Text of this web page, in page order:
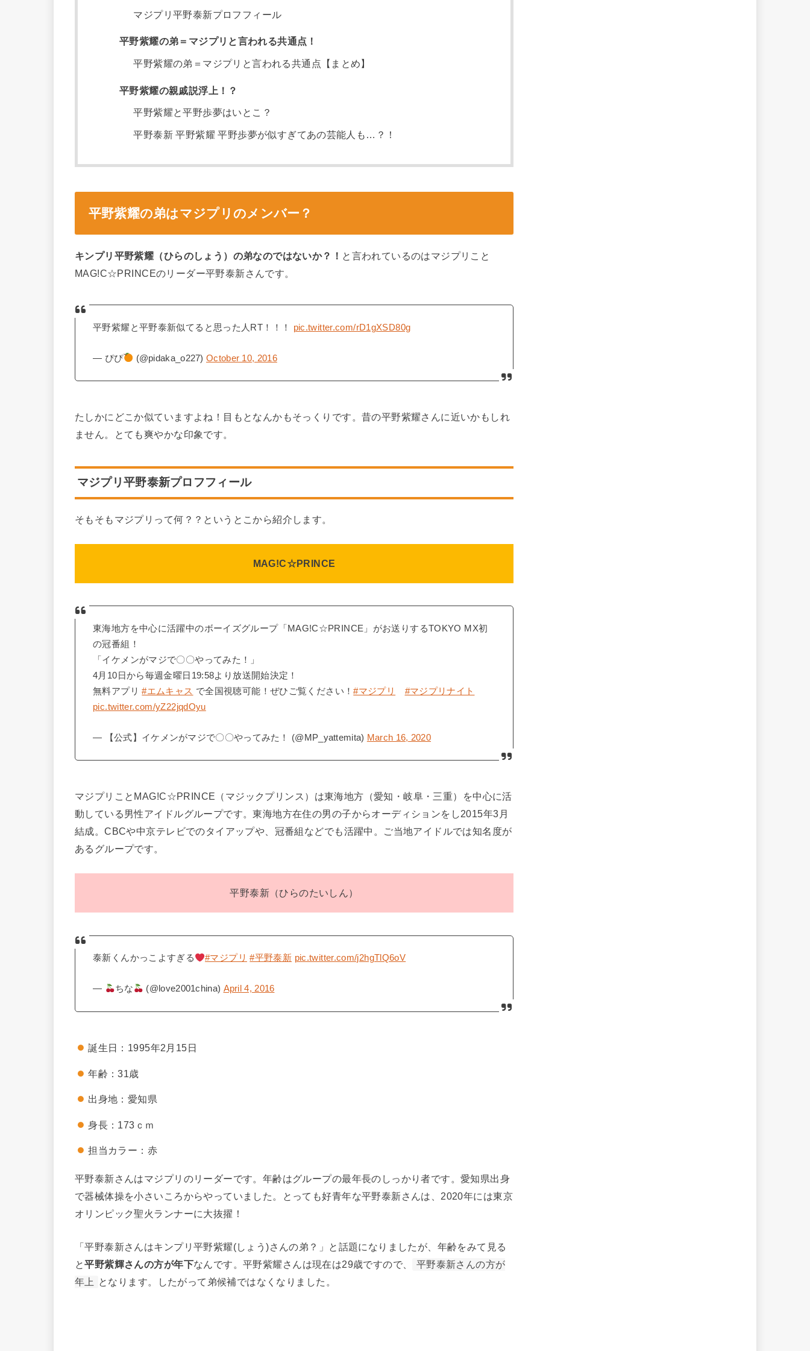
マジプリ平野泰新プロフフィール
平野紫耀の弟＝マジプリと言われる共通点！
平野紫耀の弟＝マジプリと言われる共通点【まとめ】
平野紫耀の親戚説浮上！？
平野紫耀と平野歩夢はいとこ？
平野泰新 平野紫耀 平野歩夢が似すぎてあの芸能人も…？！
平野紫耀の弟はマジプリのメンバー？
キンプリ平野紫耀（ひらのしょう）の弟なのではないか？！ と言われているのはマジプリこと
MAG!C☆PRINCEのリーダー平野泰新さんです。
平野紫耀と平野泰新似てると思った人RT！！！ pic.twitter.com/rD1gXSD80g
— ぴぴ (@pidaka_o227)October 10, 2016
たしかにどこか似ていますよね！目もとなんかもそっくりです。昔の平野紫耀さんに近いかもしれ
ません。とても爽やかな印象です。
マジプリ平野泰新プロフフィール
そもそもマジプリって何？？というとこから紹介します。
MAG!C☆PRINCE
東海地方を中心に活躍中のボーイズグループ「MAG!C☆PRINCE」がお送りするTOKYO MX初
の冠番組！
「イケメンがマジで〇〇やってみた！」
4月10日から毎週金曜日19:58より放送開始決定！
無料アプリ#エムキャス で全国視聴可能！ぜひご覧ください！#マジプリ
#マジプリナイト
pic.twitter.com/yZ22jqdOyu
— 【公式】イケメンがマジで〇〇やってみた！ (@MP_yattemita) March 16, 2020
マジプリことMAG!C☆PRINCE（マジックプリンス）は東海地方（愛知・岐阜・三重）を中心に活
動している男性アイドルグループです。東海地方在住の男の子からオーディションをし2015年3月
結成。CBCや中京テレビでのタイアップや、冠番組などでも活躍中。ご当地アイドルでは知名度が
あるグループです。
平野泰新（ひらのたいしん）
泰新くんかっこよすぎる #マジプリ #平野泰新 pic.twitter.com/j2hgTlQ6oV
— ちな (@love2001china) April 4, 2016
誕生日：1995年2月15日
年齢：31歳
出身地：愛知県
身長：173ｃｍ
担当カラー：赤
平野泰新さんはマジプリのリーダーです。年齢はグループの最年長のしっかり者です。愛知県出身
で器械体操を小さいころからやっていました。とっても好青年な平野泰新さんは、2020年には東京
オリンピック聖火ランナーに大抜擢！
「平野泰新さんはキンプリ平野紫耀(しょう)さんの弟？」と話題になりましたが、年齢をみて見る
と平野紫輝さんの方が年下なんです。平野紫耀さんは現在は29歳ですので、
平野泰新さんの方が
年上 となります。したがって弟候補ではなくなりました。